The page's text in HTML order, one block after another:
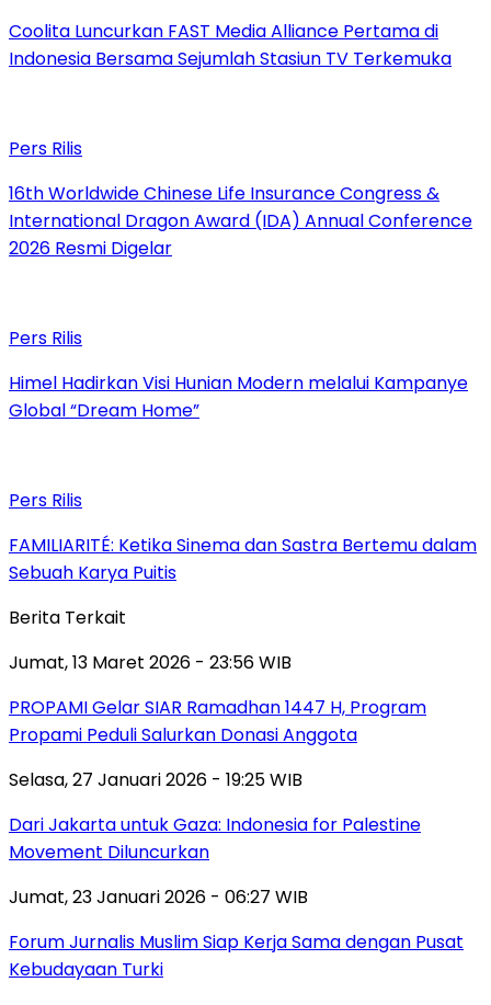
Coolita Luncurkan FAST Media Alliance Pertama di
Indonesia Bersama Sejumlah Stasiun TV Terkemuka
Pers Rilis
16th Worldwide Chinese Life Insurance Congress &
International Dragon Award (IDA) Annual Conference
2026 Resmi Digelar
Pers Rilis
Himel Hadirkan Visi Hunian Modern melalui Kampanye
Global “Dream Home”
Pers Rilis
FAMILIARITÉ: Ketika Sinema dan Sastra Bertemu dalam
Sebuah Karya Puitis
Berita Terkait
Jumat, 13 Maret 2026 - 23:56 WIB
PROPAMI Gelar SIAR Ramadhan 1447 H, Program
Propami Peduli Salurkan Donasi Anggota
Selasa, 27 Januari 2026 - 19:25 WIB
Dari Jakarta untuk Gaza: Indonesia for Palestine
Movement Diluncurkan
Jumat, 23 Januari 2026 - 06:27 WIB
Forum Jurnalis Muslim Siap Kerja Sama dengan Pusat
Kebudayaan Turki